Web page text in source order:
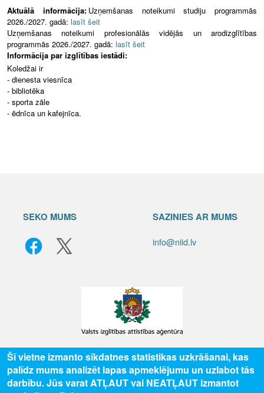
Aktuālā informācija: Uzņemšanas noteikumi studiju programmās
2026./2027. gadā: lasīt šeit
Uzņemšanas noteikumi profesionālās vidējās un arodizglītības
programmās 2026./2027. gadā: lasīt šeit
Informācija par izglītības iestādi:
Koledžai ir
- dienesta viesnīca
- bibliotēka
- sporta zāle
- ēdnīca un kafejnīca.
SEKO MUMS SAZINIES AR MUMS
info@niid.lv
© 2025 Valsts izglītības attīstības aģentūra, publicētā satura visas tiesības
aizsargātas.
Šī vietne izmanto sīkdatnes statistikas uzkrāšanai, kas
palīdz mums analizēt lapas apmeklējumu un uzlabot tās
darbību. Jūs varat ATĻAUT vai NEATĻAUT izmantot